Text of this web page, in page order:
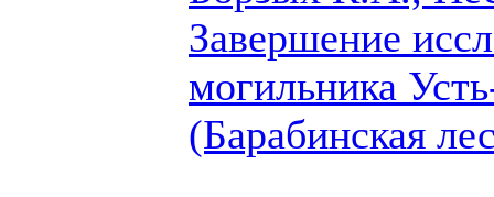
Завершение
могильника
(Барабинская